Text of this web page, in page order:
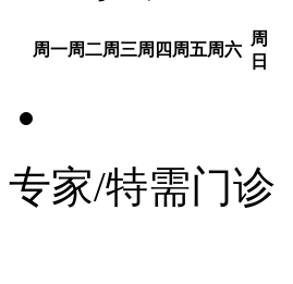
周一周二周三周四 周五周六
周
日
专家/特需门诊